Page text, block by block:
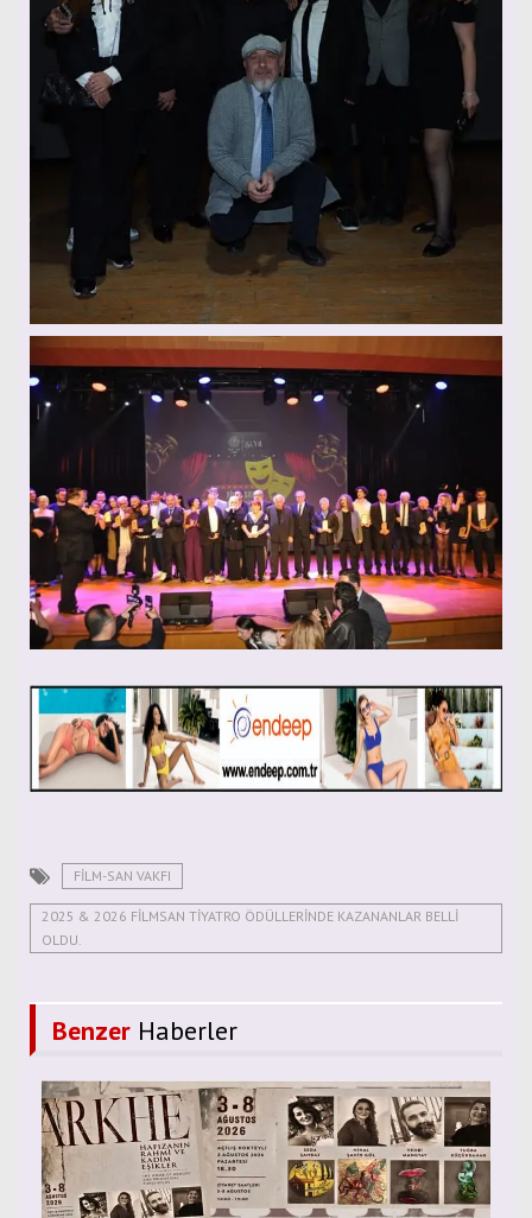
FİLM-SAN VAKFI
2025 & 2026 FİLMSAN TİYATRO ÖDÜLLERİNDE KAZANANLAR BELLİ
OLDU.
Benzer Haberler